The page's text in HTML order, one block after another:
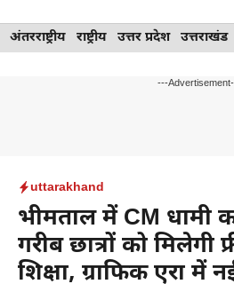
Skip
to
अंतरराष्ट्रीय राष्ट्रीय उत्तर प्रदेश उत्तराखंड
---
uttarakhand
भीमताल में CM धामी
गरीब छात्रों को मिलेगी
शिक्षा, ग्राफिक एरा में